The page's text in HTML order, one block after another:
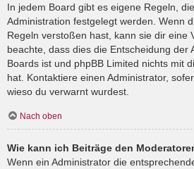
In jedem Board gibt es eigene Regeln,
Administration festgelegt werden. Wenn
Regeln verstoßen hast, kann sie dir eine
beachte, dass dies die Entscheidung der
Boards ist und phpBB Limited nichts mit
hat. Kontaktiere einen Administrator,
wieso du verwarnt wurdest.
Nach oben
Wie kann ich Beiträge den
Wenn ein Administrator die